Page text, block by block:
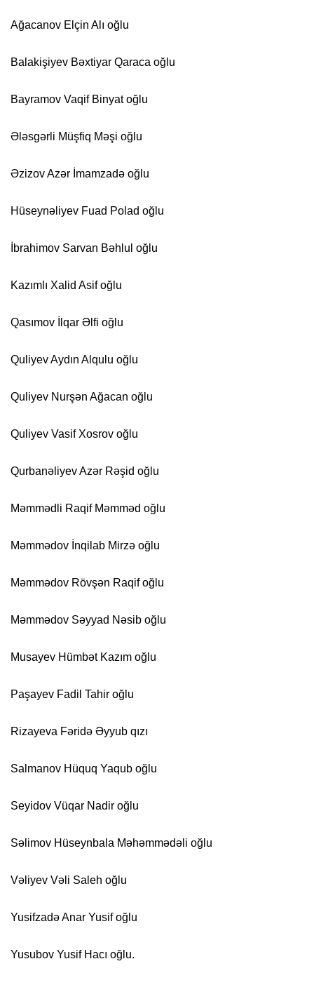
Ağacanov Elçin Alı oğlu
Balakişiyev Bəxtiyar Qaraca oğlu
Bayramov Vaqif Binyat oğlu
Ələsgərli Müşfiq Məşi oğlu
Əzizov Azər İmamzadə oğlu
Hüseynəliyev Fuad Polad oğlu
İbrahimov Sarvan Bəhlul oğlu
Kazımlı Xalid Asif oğlu
Qasımov İlqar Əlfi oğlu
Quliyev Aydın Alqulu oğlu
Quliyev Nurşən Ağacan oğlu
Quliyev Vasif Xosrov oğlu
Qurbanəliyev Azər Rəşid oğlu
Məmmədli Raqif Məmməd oğlu
Məmmədov İnqilab Mirzə oğlu
Məmmədov Rövşən Raqif oğlu
Məmmədov Səyyad Nəsib oğlu
Musayev Hümbət Kazım oğlu
Paşayev Fadil Tahir oğlu
Rizayeva Fəridə Əyyub qızı
Salmanov Hüquq Yaqub oğlu
Seyidov Vüqar Nadir oğlu
Səlimov Hüseynbala Məhəmmədəli oğlu
Vəliyev Vəli Saleh oğlu
Yusifzadə Anar Yusif oğlu
Yusubov Yusif Hacı oğlu.